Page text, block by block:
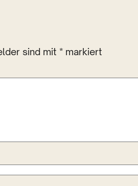
sind mit * markiert